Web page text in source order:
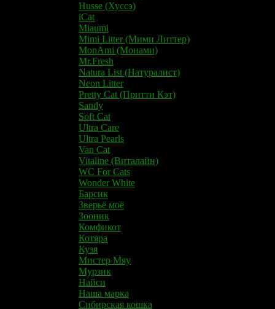
Husse (Хуссэ)
iCat
Miaumi
Mimi Litter (Мими Литтер)
MonAmi (Монами)
Mr.Fresh
Natura List (Натуралист)
Neon Litter
Pretty Cat (Притти Кэт)
Sandy
Soft Cat
Ultra Care
Ultra Pearls
Van Cat
Vitaline (Виталайн)
WC For Cats
Wonder White
Барсик
Зверьё моё
Зооник
Комфикот
Котяра
Кузя
Мистер Мяу
Мурзик
Найси
Наша марка
Сибирская кошка